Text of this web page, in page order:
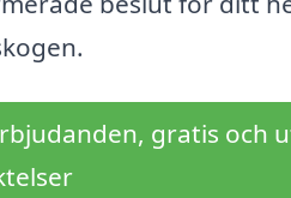
gratis och